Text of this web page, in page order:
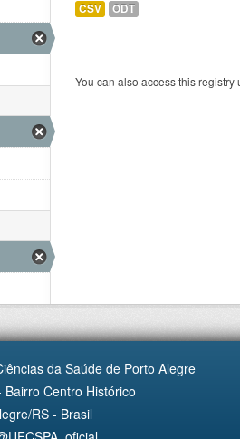
CSV ODT
You can also access this registry
da Saúde de Porto Alegre
Centro Histórico
RS - Brasil